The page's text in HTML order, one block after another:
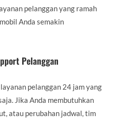
pelanggan yang ramah
Anda semakin
Pelanggan
pelanggan 24 jam yang
Jika Anda membutuhkan
atau perubahan jadwal, tim